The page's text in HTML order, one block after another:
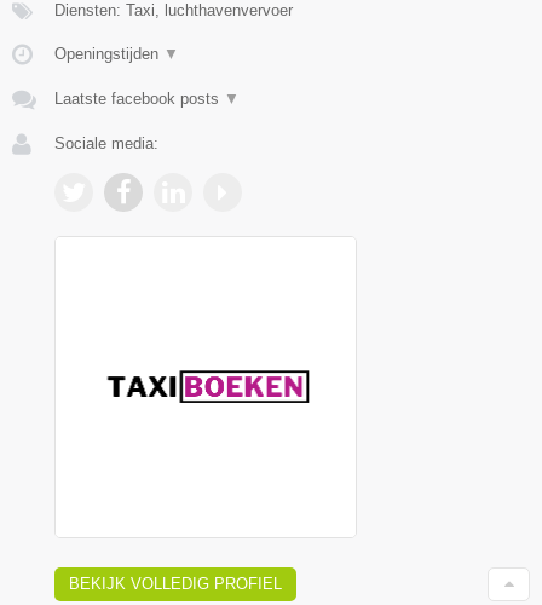
Diensten: Taxi, luchthavenvervoer
Openingstijden ▼
Laatste facebook posts ▼
Sociale media:
BEKIJK VOLLEDIG PROFIEL